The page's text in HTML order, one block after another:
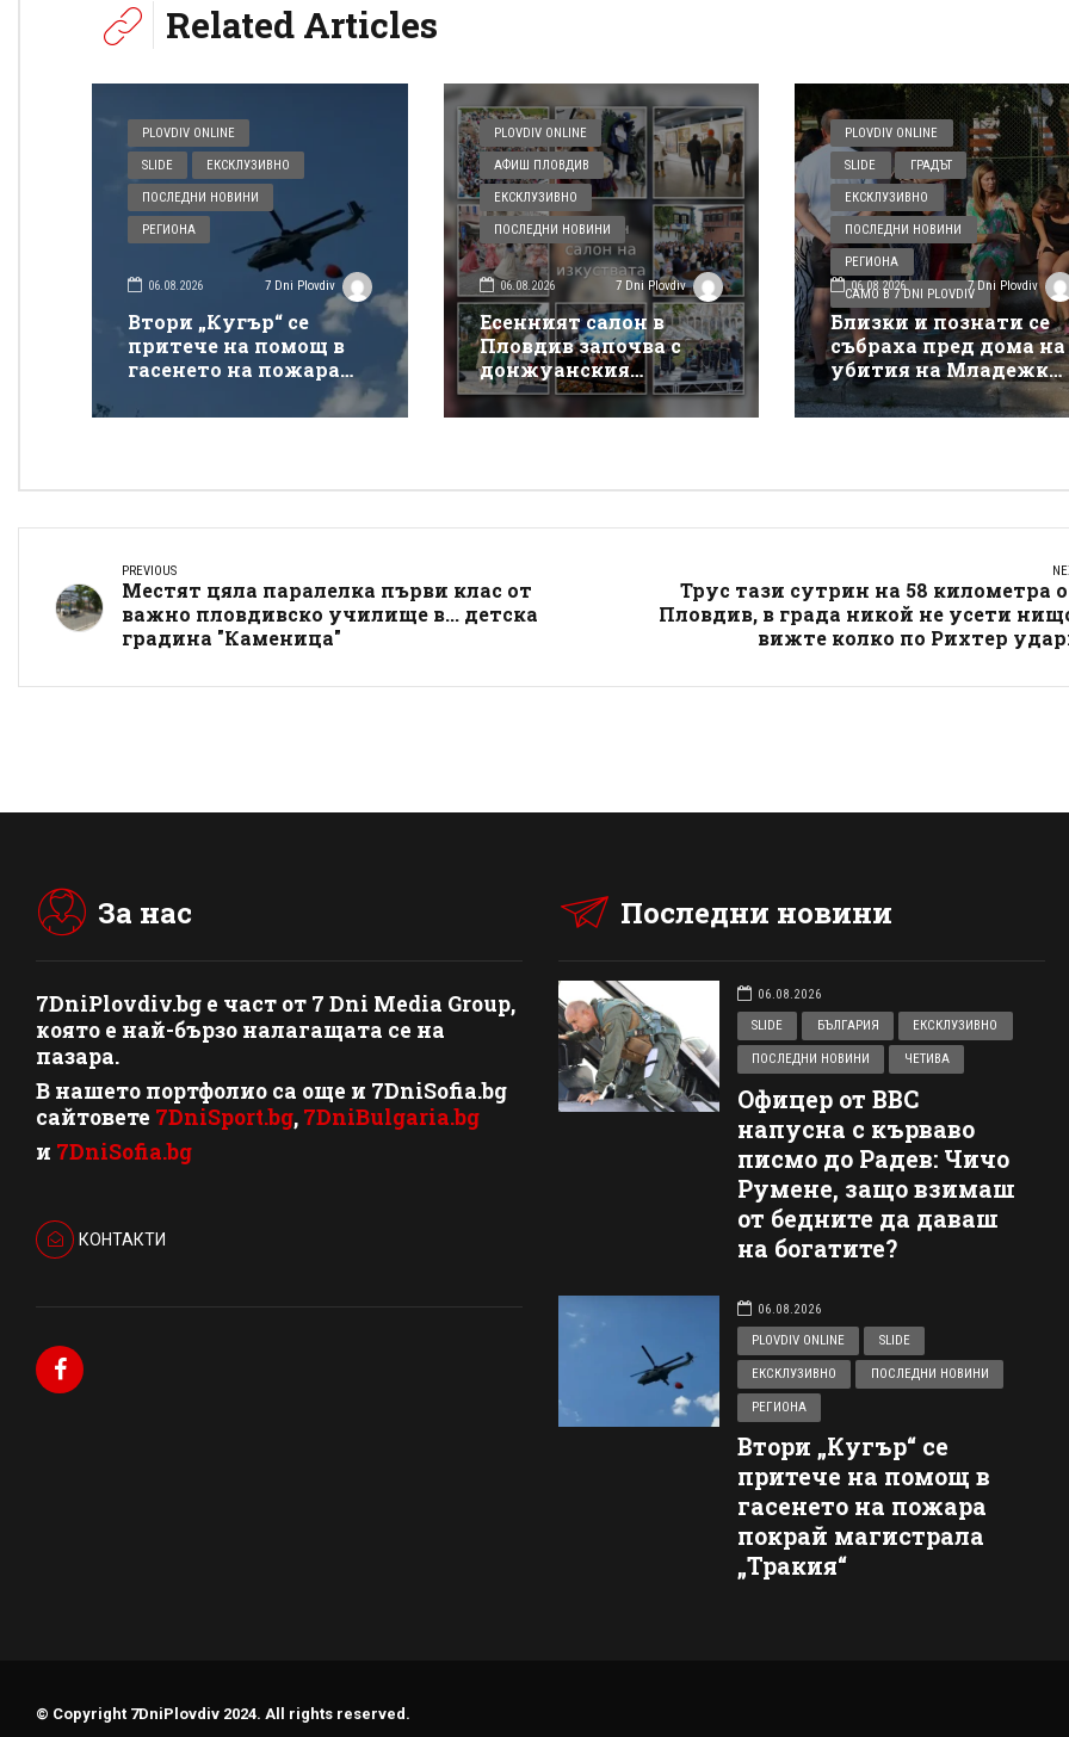
Related Articles
PLOVDIV ONLINE
SLIDE ЕКСКЛУЗИВНО
ПОСЛЕДНИ НОВИНИ
РЕГИОНА
06.08.2026 7 Dni Plovdiv
Втори „Кугър“ се
притече на помощ в
гасенето на пожара
покрай магистрала
„Тракия“
PLOVDIV ONLINE
АФИШ ПЛОВДИВ
ЕКСКЛУЗИВНО
ПОСЛЕДНИ НОВИНИ
06.08.2026 7 Dni Plovdiv
Есенният салон в
Пловдив започва с
донжуанския
спектакъл на Деян
Донков
PLOVDIV ONLINE
SLIDE ГРАДЪТ
ЕКСКЛУЗИВНО
ПОСЛЕДНИ НОВИНИ
РЕГИОНА
САМО В 7 DNI PLOVDIV
06.08.2026 7 Dni Plovdiv
Близки и познати се
събраха пред дома на
убития на Младежки
хълм: Не е педофил,
търсеше си
PREVIOUS
Местят цяла паралелка първи клас от
важно пловдивско училище в... детска
градина "Каменица"
Трус тази сутрин на 58 километра
Пловдив, в града никой не усети
вижте колко по Рихтер
За нас
7DniPlovdiv.bg e част от 7 Dni Media Group,
която е най-бързо налагащата се на
пазара.
В нашето портфолио са още и 7DniSofia.bg
сайтовете 7DniSport.bg, 7DniBulgaria.bg
и 7DniSofia.bg
КОНТАКТИ
Последни новини
06.08.2026
SLIDE
БЪЛГАРИЯ ЕКСКЛУЗИВНО
ПОСЛЕДНИ НОВИНИ ЧЕТИВА
Офицер от ВВС
напусна с кърваво
писмо до Радев: Чичо
Румене, защо взимаш
от бедните да даваш
на богатите?
06.08.2026
PLOVDIV ONLINE
SLIDE
ЕКСКЛУЗИВНО ПОСЛЕДНИ НОВИНИ
РЕГИОНА
Втори „Кугър“ се
притече на помощ в
гасенето на пожара
покрай магистрала
„Тракия“
© Copyright 7DniPlovdiv 2024. All rights reserved.